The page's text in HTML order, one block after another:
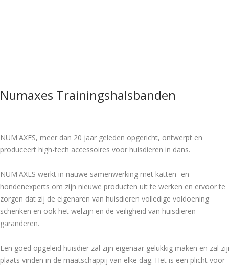
Numaxes Trainingshalsbanden
NUM'AXES, meer dan 20 jaar geleden opgericht, ontwerpt en
produceert high-tech accessoires voor huisdieren in dans.
NUM'AXES werkt in nauwe samenwerking met katten- en
hondenexperts om zijn nieuwe producten uit te werken en ervoor te
zorgen dat zij de eigenaren van huisdieren volledige voldoening
schenken en ook het welzijn en de veiligheid van huisdieren
garanderen.
Een goed opgeleid huisdier zal zijn eigenaar gelukkig maken en zal
plaats vinden in de maatschappij van elke dag. Het is een plicht voor